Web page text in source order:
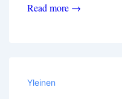
Kohti
Read more →
Yleinen